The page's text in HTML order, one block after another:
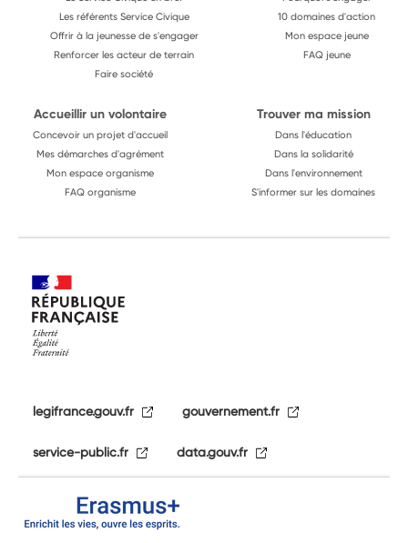
Les référents Service Civique
Offrir à la jeunesse de s'engager
Renforcer les acteur de terrain
Faire société
10 domaines d'action
Mon espace jeune
FAQ jeune
Accueillir un volontaire
Concevoir un projet d'accueil
Mes démarches d'agrément
Mon espace organisme
FAQ organisme
Trouver ma mission
Dans l'éducation
Dans la solidarité
Dans l'environnement
S'informer sur les domaines
legifrance.gouv.fr gouvernement.fr
service-public.fr data.gouv.fr